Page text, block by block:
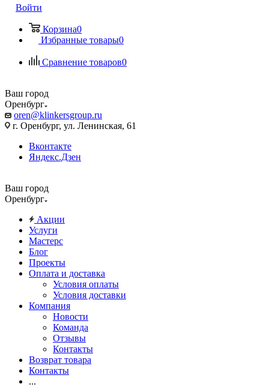
Войти
Корзина0
Избранные товары0
Сравнение товаров0
Ваш город
Оренбург
oren@klinkersgroup.ru
г. Оренбург, ул. Ленинская, 61
Вконтакте
Яндекс.Дзен
Ваш город
Оренбург
Акции
Услуги
Мастерс
Блог
Проекты
Оплата и доставка
Условия оплаты
Условия доставки
Компания
Новости
Команда
Отзывы
Контакты
Возврат товара
Контакты
...